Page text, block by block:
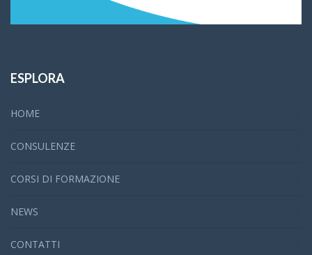
ESPLORA
HOME
CONSULENZE
CORSI DI FORMAZIONE
NEWS
CONTATTI